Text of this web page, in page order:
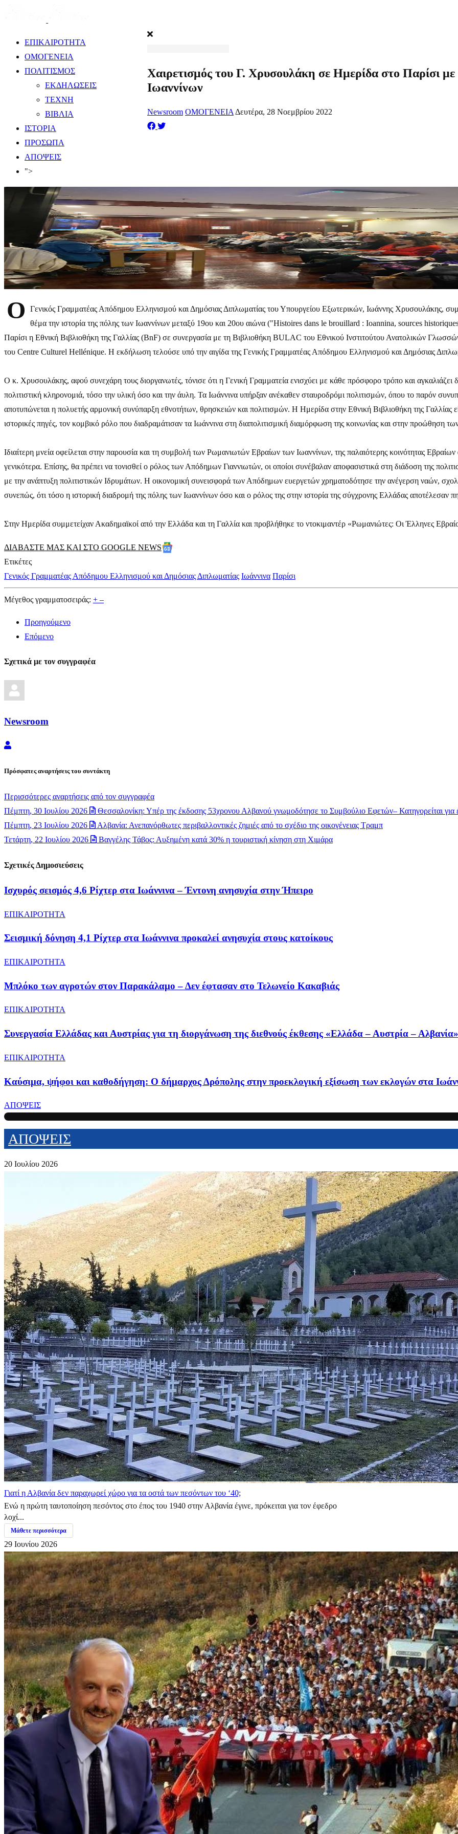
ΕΠΙΚΑΙΡΟΤΗΤΑ
ΟΜΟΓΕΝΕΙΑ
ΠΟΛΙΤΙΣΜΟΣ
ΕΚΔΗΛΩΣΕΙΣ
ΤΕΧΝΗ
ΒΙΒΛΙΑ
ΙΣΤΟΡΙΑ
ΠΡΟΣΩΠΑ
ΑΠΟΨΕΙΣ
">
Χαιρετισμός του Γ. Χρυσουλάκη σε Ημερίδα στο Παρίσι
Ιωαννίνων
Newsroom ΟΜΟΓΕΝΕΙΑ Δευτέρα, 28 Νοεμβρίου 2022
Ο
Γενικός Γραμματέας Απόδημου Ελληνισμού και Δημόσιας Διπλωματίας του Υπουργείου Εξωτερικών, Ιωάννης Χρυσουλάκης,
θέμα την ιστορία της πόλης των Ιωαννίνων μεταξύ 19ου και 20ου αιώνα ("Histoires dans le brouillard : Ioannina, sources
Παρίσι η Εθνική Βιβλιοθήκη της Γαλλίας (BnF) σε συνεργασία με τη Βιβλιοθήκη BULAC του Εθνικού Ινστιτούτου Ανατολικών
του Centre Culturel Hellénique. Η εκδήλωση τελούσε υπό την αιγίδα της Γενικής Γραμματέας Απόδημου Ελληνισμού και Δημόσιας
Ο κ. Χρυσουλάκης, αφού συνεχάρη τους διοργανωτές, τόνισε ότι η Γενική Γραμματεία ενισχύει με κάθε πρόσφορο τρόπο και αγκαλιάζει
πολιτιστική κληρονομιά, τόσο την υλική όσο και την άυλη. Τα Ιωάννινα υπήρξαν ανέκαθεν σταυροδρόμι πολιτισμών, όπου το παρόν
αποτυπώνεται η πολυετής αρμονική συνύπαρξη εθνοτήτων, θρησκειών και πολιτισμών. Η Ημερίδα στην Εθνική Βιβλιοθήκη της Γαλλίας
ιστορικές πηγές, τον κομβικό ρόλο που διαδραμάτισαν τα Ιωάννινα στη διαπολιτισμική διαμόρφωση της κοινωνίας και στην προώθηση
Ιδιαίτερη μνεία οφείλεται στην παρουσία και τη συμβολή των Ρωμανιωτών Εβραίων των Ιωαννίνων, της παλαιότερης κοινότητας
γενικότερα. Επίσης, θα πρέπει να τονισθεί ο ρόλος των Απόδημων Γιαννιωτών, οι οποίοι συνέβαλαν αποφασιστικά στη διάδοση της
με την ανάπτυξη πολιτιστικών Ιδρυμάτων. Η οικονομική συνεισφορά των Απόδημων ευεργετών χρηματοδότησε την ανέγερση ναών,
συνεπώς, ότι τόσο η ιστορική διαδρομή της πόλης των Ιωαννίνων όσο και ο ρόλος της στην ιστορία της σύγχρονης Ελλάδας αποτέλεσαν
Στην Ημερίδα συμμετείχαν Ακαδημαϊκοί από την Ελλάδα και τη Γαλλία και προβλήθηκε το ντοκιμαντέρ «Ρωμανιώτες: Οι Έλληνες
ΔΙΑΒΑΣΤΕ ΜΑΣ ΚΑΙ ΣΤΟ GOOGLE NEWS
Ετικέτες
Γενικός Γραμματέας Απόδημου Ελληνισμού και Δημόσιας Διπλωματίας Ιωάννινα Παρίσι
Μέγεθος γραμματοσειράς: + –
Προηγούμενο
Επόμενο
Σχετικά με τον συγγραφέα
Newsroom
Newsroom
Πρόσφατες αναρτήσεις του συντάκτη
Περισσότερες αναρτήσεις από τον συγγραφέα
Πέμπτη, 30 Ιουλίου 2026
Θεσσαλονίκη: Υπέρ της έκδοσης 53χρονου Αλβανού γνωμοδότησε το Συμβούλιο Εφετών– Κατηγορείται για
Πέμπτη, 23 Ιουλίου 2026
Αλβανία: Ανεπανόρθωτες περιβαλλοντικές ζημιές από το σχέδιο της οικογένειας Τραμπ
Τετάρτη, 22 Ιουλίου 2026
Βαγγέλης Τάβος: Αυξημένη κατά 30% η τουριστική κίνηση στη Χιμάρα
Σχετικές Δημοσιεύσεις
Ισχυρός σεισμός 4,6 Ρίχτερ στα Ιωάννινα – Έντονη ανησυχία στην Ήπειρο
ΕΠΙΚΑΙΡΟΤΗΤΑ
Σεισμική δόνηση 4,1 Ρίχτερ στα Ιωάννινα προκαλεί ανησυχία στους κατοίκους
ΕΠΙΚΑΙΡΟΤΗΤΑ
Μπλόκο των αγροτών στον Παρακάλαμο – Δεν έφτασαν στο Τελωνείο Κακαβιάς
ΕΠΙΚΑΙΡΟΤΗΤΑ
Συνεργασία Ελλάδας και Αυστρίας για τη διοργάνωση της διεθνούς έκθεσης «Ελλάδα – Αυστρία – Αλβανία»
ΕΠΙΚΑΙΡΟΤΗΤΑ
Καύσιμα, ψήφοι και καθοδήγηση: Ο δήμαρχος Δρόπολης στην προεκλογική εξίσωση των εκλογών στα
ΑΠΟΨΕΙΣ
ΑΠΟΨΕΙΣ
20 Ιουλίου 2026
Γιατί η Αλβανία δεν παραχωρεί χώρο για τα οστά των πεσόντων του ‘40;
Ενώ η πρώτη ταυτοποίηση πεσόντος στο έπος του 1940 στην Αλβανία έγινε, πρόκειται για τον έφεδρο
λοχί...
Μάθετε περισσότερα
29 Ιουνίου 2026